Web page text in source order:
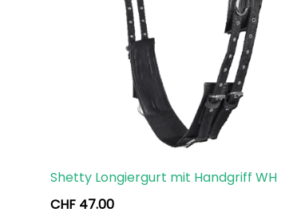
Shetty Longiergurt mit Handgriff WH
CHF 47.00